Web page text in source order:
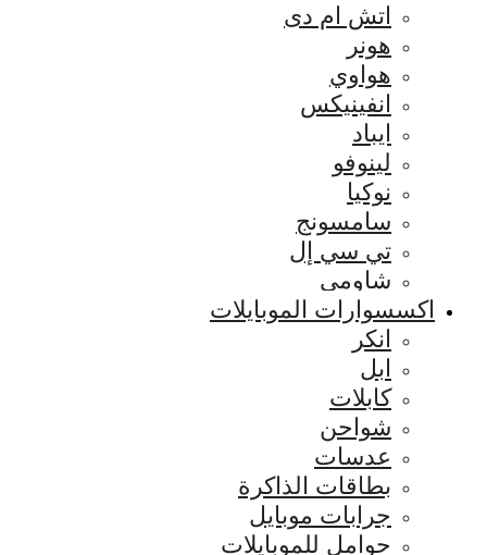
اتش ام دى
هونر
هواوي
انفينيكس
ايباد
لينوفو
نوكيا
سامسونج
تي سي إل
شاومي
اكسسوارات الموبايلات
انكر
ابل
كابلات
شواحن
عدسات
بطاقات الذاكرة
جرابات موبايل
حوامل للموبايلات